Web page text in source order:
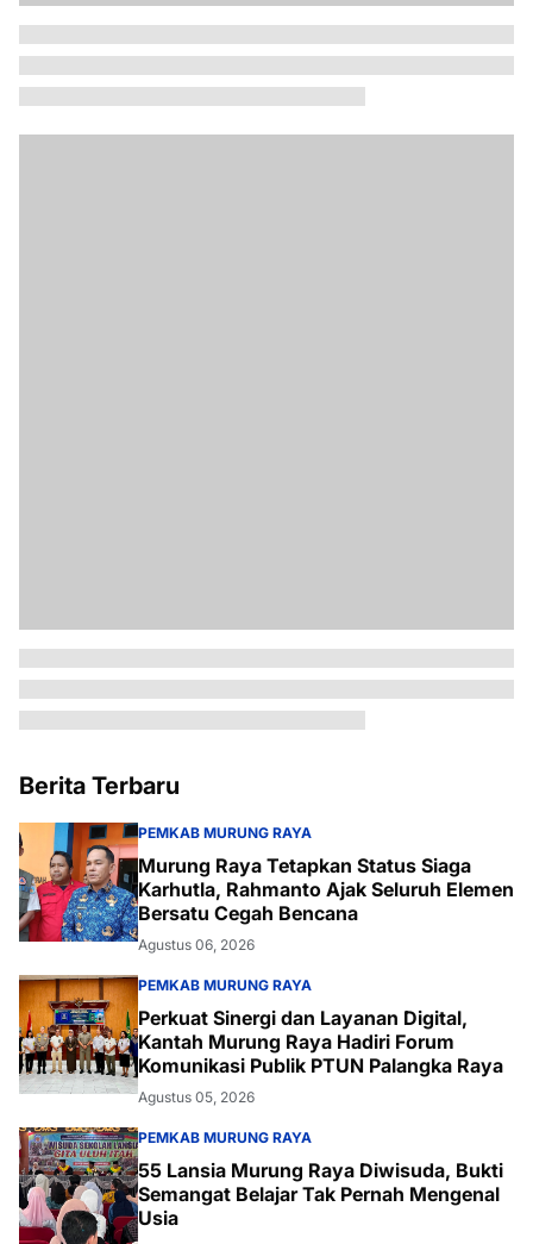
Berita Terbaru
PEMKAB MURUNG RAYA
Murung Raya Tetapkan Status Siaga
Karhutla, Rahmanto Ajak Seluruh Elemen
Bersatu Cegah Bencana
Agustus 06, 2026
PEMKAB MURUNG RAYA
Perkuat Sinergi dan Layanan Digital,
Kantah Murung Raya Hadiri Forum
Komunikasi Publik PTUN Palangka Raya
Agustus 05, 2026
PEMKAB MURUNG RAYA
55 Lansia Murung Raya Diwisuda, Bukti
Semangat Belajar Tak Pernah Mengenal
Usia